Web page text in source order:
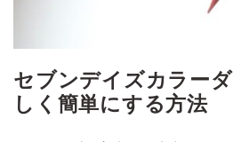
セブンデイズカラー
しく簡単にする方法